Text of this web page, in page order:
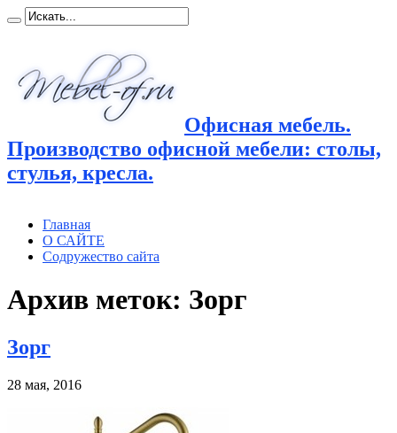
Офисная мебель.
Производство офисной мебели: столы,
стулья, кресла.
Главная
О САЙТЕ
Содружество сайта
Архив меток: Зорг
Зорг
28 мая, 2016